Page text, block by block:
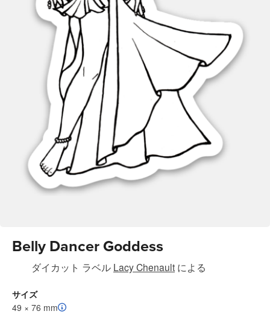
Belly Dancer Goddess
ダイカット ラベル Lacy Chenault による
サイズ
49 × 76 mm